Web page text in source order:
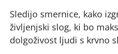
Sledijo smernice, kako
življenjski slog, ki bo
dolgoživost ljudi s krvno